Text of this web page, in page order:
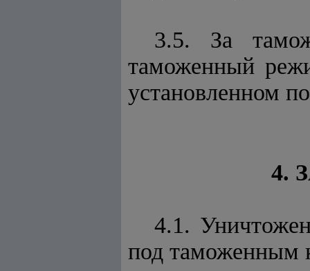
3.5. За
таможенный
установленном
4.
4.1.
под таможенным